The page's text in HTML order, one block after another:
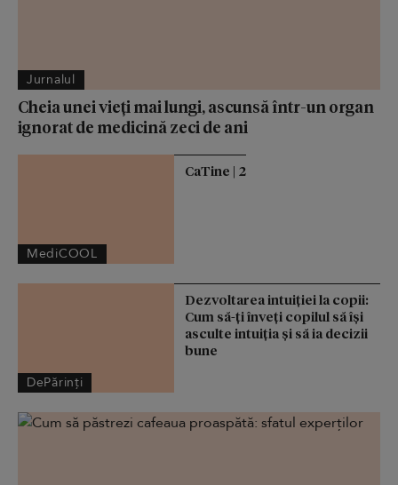
Jurnalul
Cheia unei vieți mai lungi, ascunsă într-un organ
ignorat de medicină zeci de ani
MediCOOL
CaTine | 2
DePărinți
Dezvoltarea intuiției la copii:
Cum să-ți înveți copilul să își
asculte intuiția și să ia decizii
bune